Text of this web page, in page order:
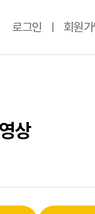
로그인 회원
상